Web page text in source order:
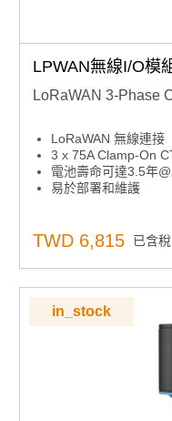
LPWAN無線I/O模
LoRaWAN 3-Phase
LoRaWAN 無線連接
3 x 75A Clamp-On
電池壽命可達3.5年
易於部署和維護
TWD 6,815 已含稅
in_stock